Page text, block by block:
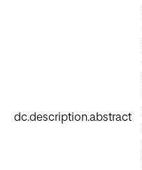
dc.description.abstract